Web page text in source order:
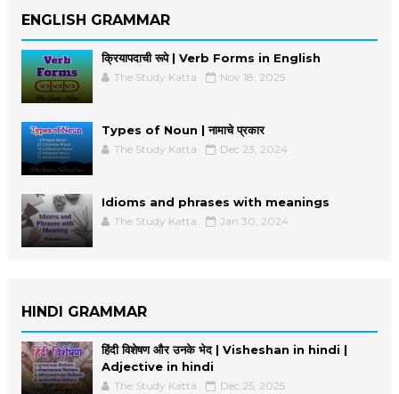
ENGLISH GRAMMAR
क्रियापदाची रूपे | Verb Forms in English
The Study Katta Nov 18, 2025
Types of Noun | नामाचे प्रकार
The Study Katta Dec 23, 2024
Idioms and phrases with meanings
The Study Katta Jan 30, 2024
HINDI GRAMMAR
हिंदी विशेषण और उनके भेद | Visheshan in hindi |
Adjective in hindi
The Study Katta Dec 25, 2025